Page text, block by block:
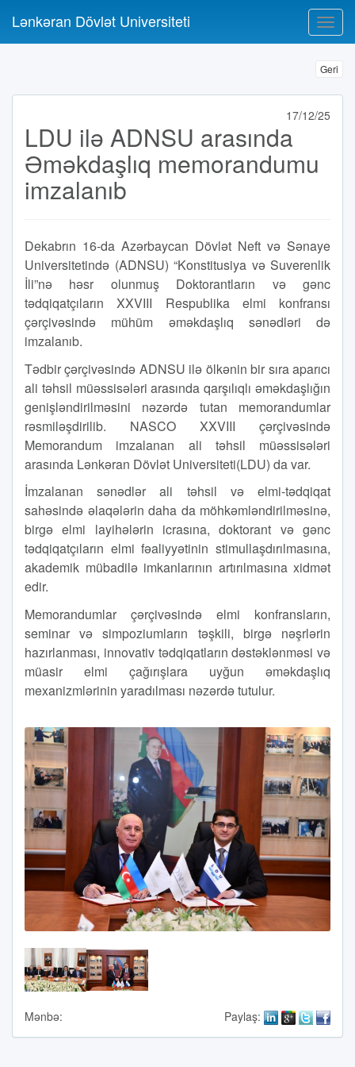
Lənkəran Dövlət Universiteti
Geri
17/12/25
LDU ilə ADNSU arasında
Əməkdaşlıq memorandumu
imzalanıb
Dekabrın 16-da Azərbaycan Dövlət Neft və Sənaye
Universitetində (ADNSU) “Konstitusiya və Suverenlik
İli”nə həsr olunmuş Doktorantların və gənc
tədqiqatçıların XXVIII Respublika elmi konfransı
çərçivəsində mühüm əməkdaşlıq sənədləri də
imzalanıb.
Tədbir çərçivəsində ADNSU ilə ölkənin bir sıra aparıcı
ali təhsil müəssisələri arasında qarşılıqlı əməkdaşlığın
genişləndirilməsini nəzərdə tutan memorandumlar
rəsmiləşdirilib. NASCO XXVIII çərçivəsində
Memorandum imzalanan ali təhsil müəssisələri
arasında Lənkəran Dövlət Universiteti(LDU) da var.
İmzalanan sənədlər ali təhsil və elmi-tədqiqat
sahəsində əlaqələrin daha da möhkəmləndirilməsinə,
birgə elmi layihələrin icrasına, doktorant və gənc
tədqiqatçıların elmi fəaliyyətinin stimullaşdırılmasına,
akademik mübadilə imkanlarının artırılmasına xidmət
edir.
Memorandumlar çərçivəsində elmi konfransların,
seminar və simpoziumların təşkili, birgə nəşrlərin
hazırlanması, innovativ tədqiqatların dəstəklənməsi və
müasir elmi çağırışlara uyğun əməkdaşlıq
mexanizmlərinin yaradılması nəzərdə tutulur.
Mənbə: Paylaş: